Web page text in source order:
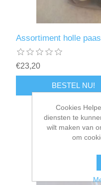
Assortiment holle
€23,20
Cookies
diensten te
wilt maken van
om